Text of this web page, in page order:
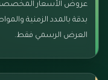
عروض الأسعار
بدقة بالمدد الزمنية
العرض الرسمي فقط.